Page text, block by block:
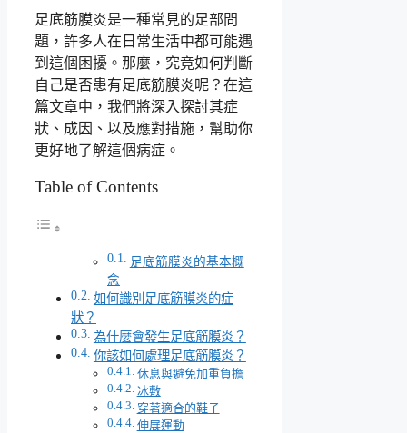
足底筋膜炎是一種常見的足部問
題，許多人在日常生活中都可能遇
到這個困擾。那麼，究竟如何判斷
自己是否患有足底筋膜炎呢？在這
篇文章中，我們將深入探討其症
狀、成因、以及應對措施，幫助你
更好地了解這個病症。
Table of Contents
足底筋膜炎的基本概
念
如何識別足底筋膜炎的症
狀？
為什麼會發生足底筋膜炎？
你該如何處理足底筋膜炎？
休息與避免加重負擔
冰敷
穿著適合的鞋子
伸展運動